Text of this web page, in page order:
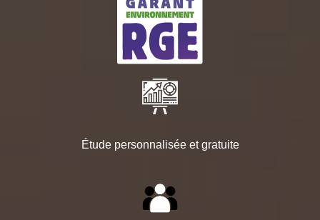
Étude personnalisée et gratuite